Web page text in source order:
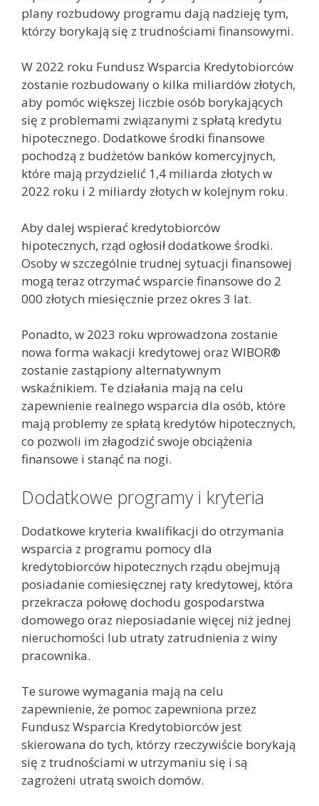
plany rozbudowy programu dają nadzieję tym,
którzy borykają się z trudnościami finansowymi.
W 2022 roku Fundusz Wsparcia Kredytobiorców
zostanie rozbudowany o kilka miliardów złotych,
aby pomóc większej liczbie osób borykających
się z problemami związanymi z spłatą kredytu
hipotecznego. Dodatkowe środki finansowe
pochodzą z budżetów banków komercyjnych,
które mają przydzielić 1,4 miliarda złotych w
2022 roku i 2 miliardy złotych w kolejnym roku.
Aby dalej wspierać kredytobiorców
hipotecznych, rząd ogłosił dodatkowe środki.
Osoby w szczególnie trudnej sytuacji finansowej
mogą teraz otrzymać wsparcie finansowe do 2
000 złotych miesięcznie przez okres 3 lat.
Ponadto, w 2023 roku wprowadzona zostanie
nowa forma wakacji kredytowej oraz WIBOR®
zostanie zastąpiony alternatywnym
wskaźnikiem. Te działania mają na celu
zapewnienie realnego wsparcia dla osób, które
mają problemy ze spłatą kredytów hipotecznych,
co pozwoli im złagodzić swoje obciążenia
finansowe i stanąć na nogi.
Dodatkowe programy i kryteria
Dodatkowe kryteria kwalifikacji do otrzymania
wsparcia z programu pomocy dla
kredytobiorców hipotecznych rządu obejmują
posiadanie comiesięcznej raty kredytowej, która
przekracza połowę dochodu gospodarstwa
domowego oraz nieposiadanie więcej niż jednej
nieruchomości lub utraty zatrudnienia z winy
pracownika.
Te surowe wymagania mają na celu
zapewnienie, że pomoc zapewniona przez
Fundusz Wsparcia Kredytobiorców jest
skierowana do tych, którzy rzeczywiście borykają
się z trudnościami w utrzymaniu się i są
zagrożeni utratą swoich domów.